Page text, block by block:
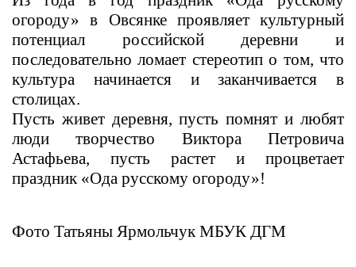
огороду» в Овсянке проявляет культурный
потенциал российской деревни и
последовательно ломает стереотип о том, что
культура начинается и заканчивается в
столицах.
Пусть живет деревня, пусть помнят и любят
люди творчество Виктора Петровича
Астафьева, пусть растет и процветает
праздник «Ода русскому огороду»!
Фото Татьяны Ярмольчук МБУК ДГМ